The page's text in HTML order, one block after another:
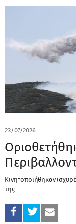
23/07/2026
Kινητοποιήθηκαν
της